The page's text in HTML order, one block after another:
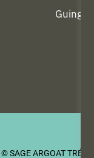
© SAGE ARGOAT